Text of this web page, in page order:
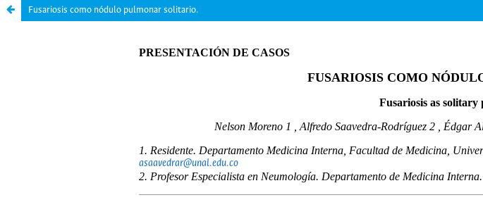
Fusariosis como nódulo pulmonar solitario.